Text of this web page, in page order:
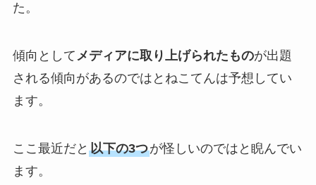
た。
傾向としてメディアに取り上げられたものが出題
される傾向があるのではとねこてんは予想してい
ます。
ここ最近だと 以下の3つが怪しいのではと睨んでい
ます。